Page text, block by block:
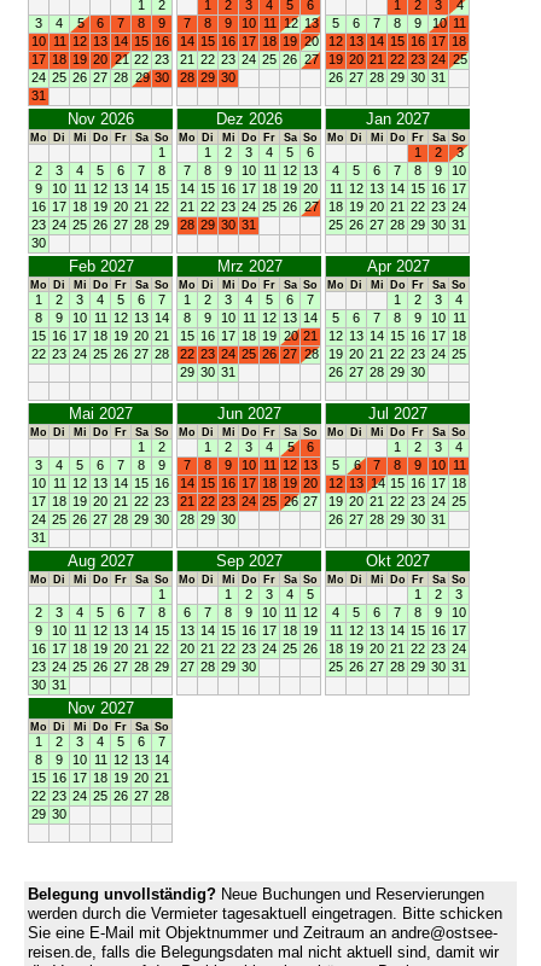
1
2
3
4 5 6 7 8
9
10 11 12 13 14 15 16
17 18 19 20 21 22 23
24 25 26 27 28 29 30
31
1 2 3 4 5
6
7
8 9 10 11 12 13
14 15 16 17 18 19 20
21 22 23 24 25 26 27
28 29 30
1 2 3
4
5
6 7 8 9 10 11
12 13 14 15 16 17 18
19 20 21 22 23 24 25
26 27 28 29 30 31
Nov 2026
Mo Di Mi Do Fr Sa So
1
2
3 4 5 6 7
8
9
10 11 12 13 14 15
16 17 18 19 20 21 22
23 24 25 26 27 28 29
30
Dez 2026
Mo Di Mi Do Fr Sa So
1 2 3 4 5
6
7
8 9 10 11 12 13
14 15 16 17 18 19 20
21 22 23 24 25 26 27
28 29 30 31
Jan 2027
Mo Di Mi Do Fr Sa So
1 2
3
4
5 6 7 8 9
10
11
12 13 14 15 16 17
18 19 20 21 22 23 24
25 26 27 28 29 30 31
Feb 2027
Mo Di Mi Do Fr Sa So
1 2 3 4 5 6
7
8
9 10 11 12 13 14
15 16 17 18 19 20 21
22 23 24 25 26 27 28
Mrz 2027
Mo Di Mi Do Fr Sa So
1 2 3 4 5 6
7
8
9 10 11 12 13 14
15 16 17 18 19 20 21
22 23 24 25 26 27 28
29 30 31
Apr 2027
Mo Di Mi Do Fr Sa So
1 2 3
4
5
6 7 8 9 10 11
12 13 14 15 16 17 18
19 20 21 22 23 24 25
26 27 28 29 30
Mai 2027
Mo Di Mi Do Fr Sa So
1
2
3
4 5 6 7 8
9
10 11 12 13 14 15 16
17 18 19 20 21 22 23
24 25 26 27 28 29 30
31
Jun 2027
Mo Di Mi Do Fr Sa So
1 2 3 4 5
6
7
8 9 10 11 12 13
14 15 16 17 18 19 20
21 22 23 24 25 26 27
28 29 30
Jul 2027
Mo Di Mi Do Fr Sa So
1 2 3
4
5
6 7 8 9 10 11
12 13 14 15 16 17 18
19 20 21 22 23 24 25
26 27 28 29 30 31
Aug 2027
Mo Di Mi Do Fr Sa So
1
2
3 4 5 6 7
8
9
10 11 12 13 14 15
16 17 18 19 20 21 22
23 24 25 26 27 28 29
30 31
Sep 2027
Mo Di Mi Do Fr Sa So
1 2 3 4
5
6
7 8 9 10 11
12
13 14 15 16 17 18 19
20 21 22 23 24 25 26
27 28 29 30
Okt 2027
Mo Di Mi Do Fr Sa So
1 2
3
4
5 6 7 8 9
10
11
12 13 14 15 16 17
18 19 20 21 22 23 24
25 26 27 28 29 30 31
Nov 2027
Mo Di Mi Do Fr Sa So
1 2 3 4 5 6
7
8
9 10 11 12 13 14
15 16 17 18 19 20 21
22 23 24 25 26 27 28
29 30
Belegung unvollständig? Neue Buchungen und Reservierungen
werden durch die Vermieter tagesaktuell eingetragen. Bitte schicken
Sie eine E-Mail mit Objektnummer und Zeitraum an andre@ostsee-
reisen.de, falls die Belegungsdaten mal nicht aktuell sind, damit wir